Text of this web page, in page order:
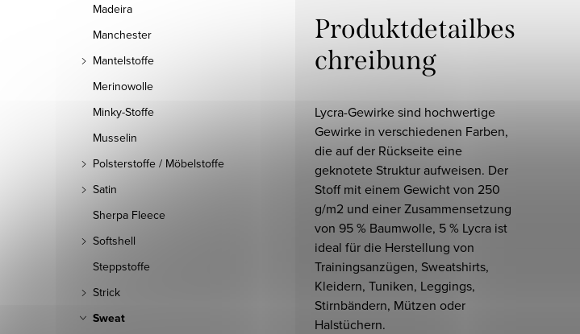
Madeira
Manchester
Mantelstoffe
Merinowolle
Minky-Stoffe
Musselin
Polsterstoffe / Möbelstoffe
Satin
Sherpa Fleece
Softshell
Steppstoffe
Strick
Sweat
Produktdetailbes
chreibung
Lycra-Gewirke sind hochwertige
Gewirke in verschiedenen Farben,
die auf der Rückseite eine
geknotete Struktur aufweisen. Der
Stoff mit einem Gewicht von 250
g/m2 und einer Zusammensetzung
von 95 % Baumwolle, 5 % Lycra ist
ideal für die Herstellung von
Trainingsanzügen, Sweatshirts,
Kleidern, Tuniken, Leggings,
Stirnbändern, Mützen oder
Halstüchern.